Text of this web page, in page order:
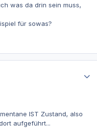
was da drin sein muss,
für sowas?
IST Zustand, also
aufgeführt...